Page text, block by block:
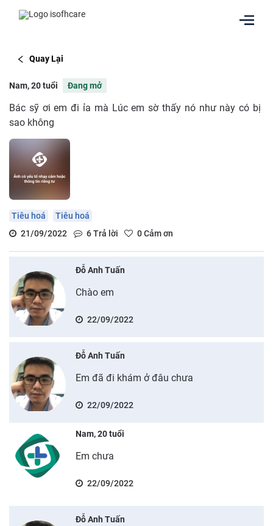
Quay Lại
Nam, 20 tuổi Đang mở
Bác sỹ ơi em đi ỉa mà Lúc em sờ thấy nó như này có bị
sao không
Tiêu hoá
Tiêu hoá
21/09/2022
6Trả lời 0Cảm ơn
Đỗ Anh Tuấn
Chào em
22/09/2022
Đỗ Anh Tuấn
Em đã đi khám ở đâu chưa
22/09/2022
Nam, 20 tuổi
Em chưa
22/09/2022
Đỗ Anh Tuấn